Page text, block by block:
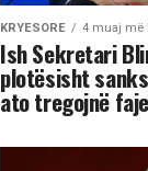
KRYESORE 4 muaj më
Ish Sekretari
plotësisht
ato tregojnë